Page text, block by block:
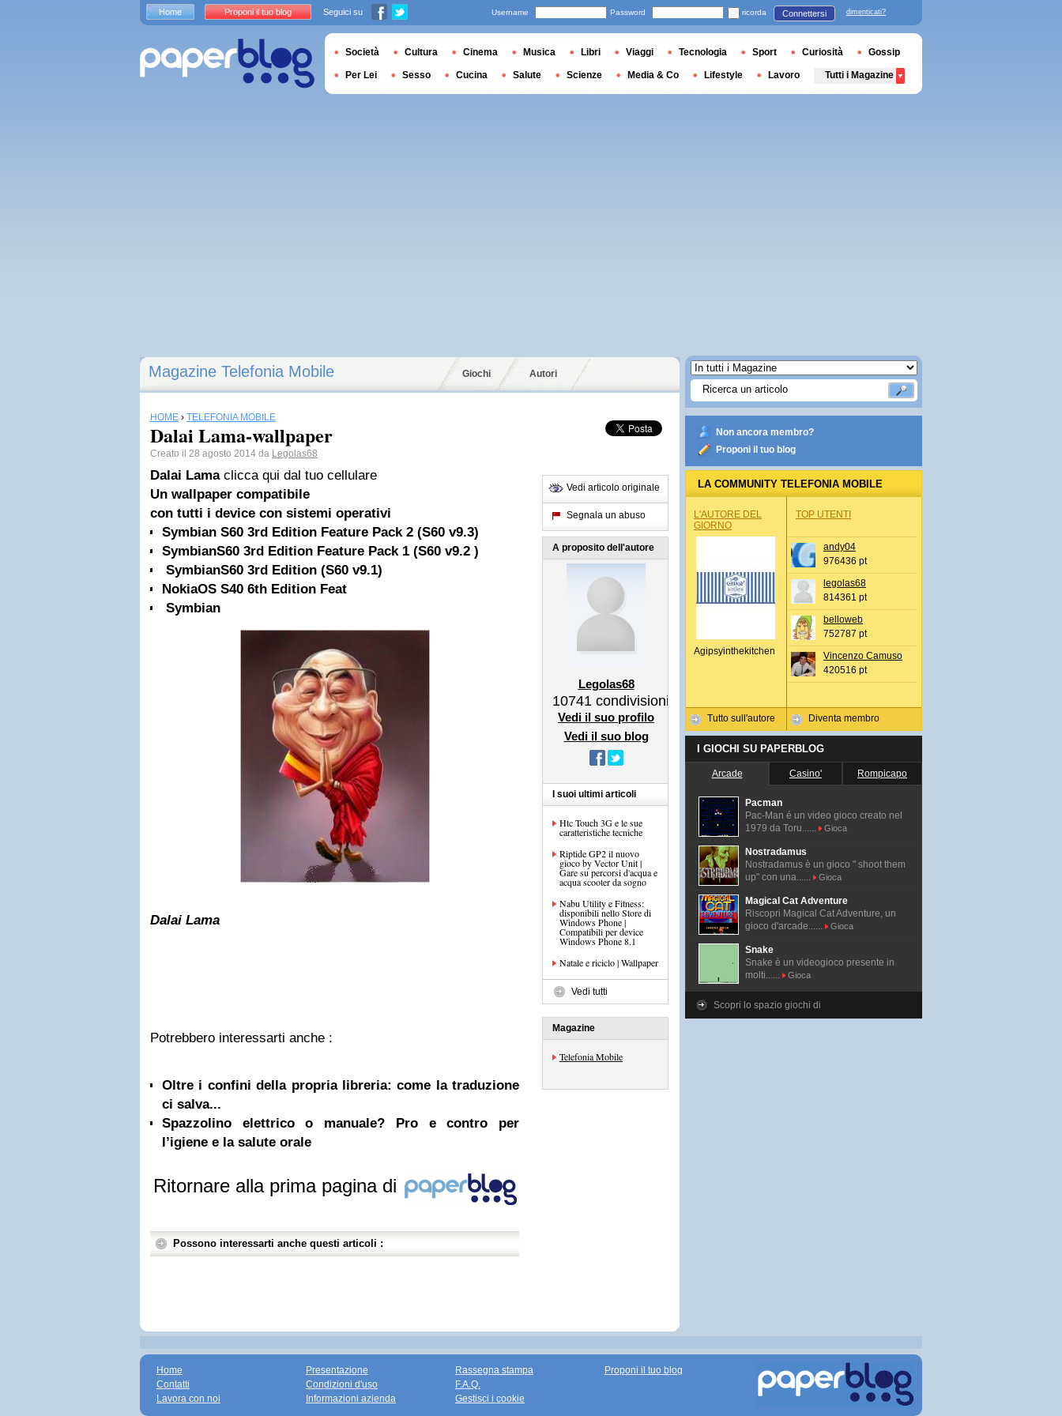
Magazine Telefonia Mobile Giochi Autori
HOME › TELEFONIA MOBILE
Dalai Lama-wallpaper
Creato il 28 agosto 2014 da Legolas68
Dalai Lamaclicca qui dal tuo cellulare
Un wallpaper compatibile
con tutti i device con sistemi operativi
Symbian S60 3rd Edition Feature Pack 2 (S60 v9.3)
SymbianS60 3rd Edition Feature Pack 1 (S60 v9.2 )
SymbianS60 3rd Edition (S60 v9.1)
NokiaOS S40 6th Edition Feat
Symbian
Dalai Lama
Potrebbero interessarti anche :
Oltre i confini della propria libreria: come la traduzione
ci salva...
Spazzolino elettrico o manuale? Pro e contro per
l’igiene e la salute orale
Ritornare alla prima pagina di
Possono interessarti anche questi articoli :
Vedi articolo originale
Segnala un abuso
A proposito dell'autore
Legolas68
10741 condivisioni
Vedi il suo profilo
Vedi il suo blog
I suoi ultimi articoli
Htc Touch 3G e le sue
caratteristiche tecniche
Riptide GP2 il nuovo
gioco by Vector Unit |
Gare su percorsi d'acqua e
acqua scooter da sogno
Nabu Utility e Fitness:
disponibili nello Store di
Windows Phone |
Compatibili per device
Windows Phone 8.1
Natale e riciclo | Wallpaper
Vedi tutti
Magazine
Telefonia Mobile
Non ancora membro?
Proponi il tuo blog
LA COMMUNITY TELEFONIA MOBILE
L'AUTORE DEL
GIORNO
Agipsyinthekitchen
Tutto sull'autore
TOP UTENTI
andy04
976436 pt
legolas68
814361 pt
belloweb
752787 pt
Vincenzo Camuso
420516 pt
Diventa membro
I GIOCHI SU PAPERBLOG
Arcade Casino' Rompicapo
Pacman
Pac-Man é un video gioco creato nel
1979 da Toru......
Gioca
Nostradamus
Nostradamus è un gioco " shoot them
up" con una......
Gioca
Magical Cat Adventure
Riscopri Magical Cat Adventure, un
gioco d'arcade......
Gioca
Snake
Snake è un videogioco presente in
molti......
Gioca
Scopri lo spazio giochi di
Home Proponi il tuo blog Seguici su Username Password ricorda Connettersi dimenticati?
Società Cultura Cinema Musica Libri Viaggi Tecnologia Sport Curiosità Gossip
Per Lei Sesso Cucina Salute Scienze Media & Co Lifestyle Lavoro Tutti i Magazine
Home
Contatti
Lavora con noi
Presentazione
Condizioni d'uso
Informazioni azienda
Rassegna stampa
F.A.Q.
Gestisci i cookie
Proponi il tuo blog